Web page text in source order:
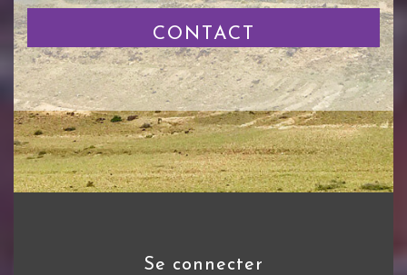
CONTACT
se connecter